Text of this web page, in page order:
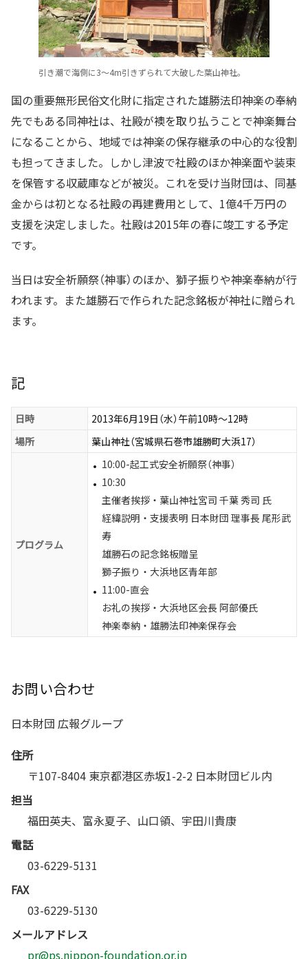
引き潮で海側に3〜4m引きずられて大破した葉山神社。
国の重要無形民俗文化財に指定された雄勝法印神楽の奉納
先でもある同神社は、社殿が襖を取り払うことで神楽舞台
になることから、地域では神楽の保存継承の中心的な役割
も担ってきました。しかし津波で社殿のほか神楽面や装束
を保管する収蔵庫などが被災。これを受け当財団は、同基
金からは初となる社殿の再建費用として、1億4千万円の
支援を決定しました。社殿は2015年の春に竣工する予定
です。
当日は安全祈願祭（神事）のほか、獅子振りや神楽奉納が行
われます。また雄勝石で作られた記念銘板が神社に贈られ
ます。
記
日時
2013年6月19日（水）午前10時〜12時
場所
葉山神社（宮城県石巻市雄勝町大浜17）
プログラム
10:00-起工式安全祈願祭（神事）
10:30
主催者挨拶・葉山神社宮司 千葉 秀司 氏
経緯説明・支援表明 日本財団 理事長 尾形武
寿
雄勝石の記念銘板贈呈
獅子振り・大浜地区青年部
11:00-直会
お礼の挨拶・大浜地区会長 阿部優氏
神楽奉納・雄勝法印神楽保存会
お問い合わせ
日本財団 広報グループ
住所
〒107-8404 東京都港区赤坂1-2-2 日本財団ビル内
担当
福田英夫、富永夏子、山口領、宇田川貴康
電話
03-6229-5131
FAX
03-6229-5130
メールアドレス
pr@ps.nippon-foundation.or.jp